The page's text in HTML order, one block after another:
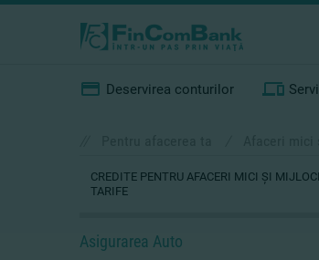
Deservirea conturilor
CREDITE PENTRU AFACERI MICI ŞI
TARIFE
Asigurarea Auto